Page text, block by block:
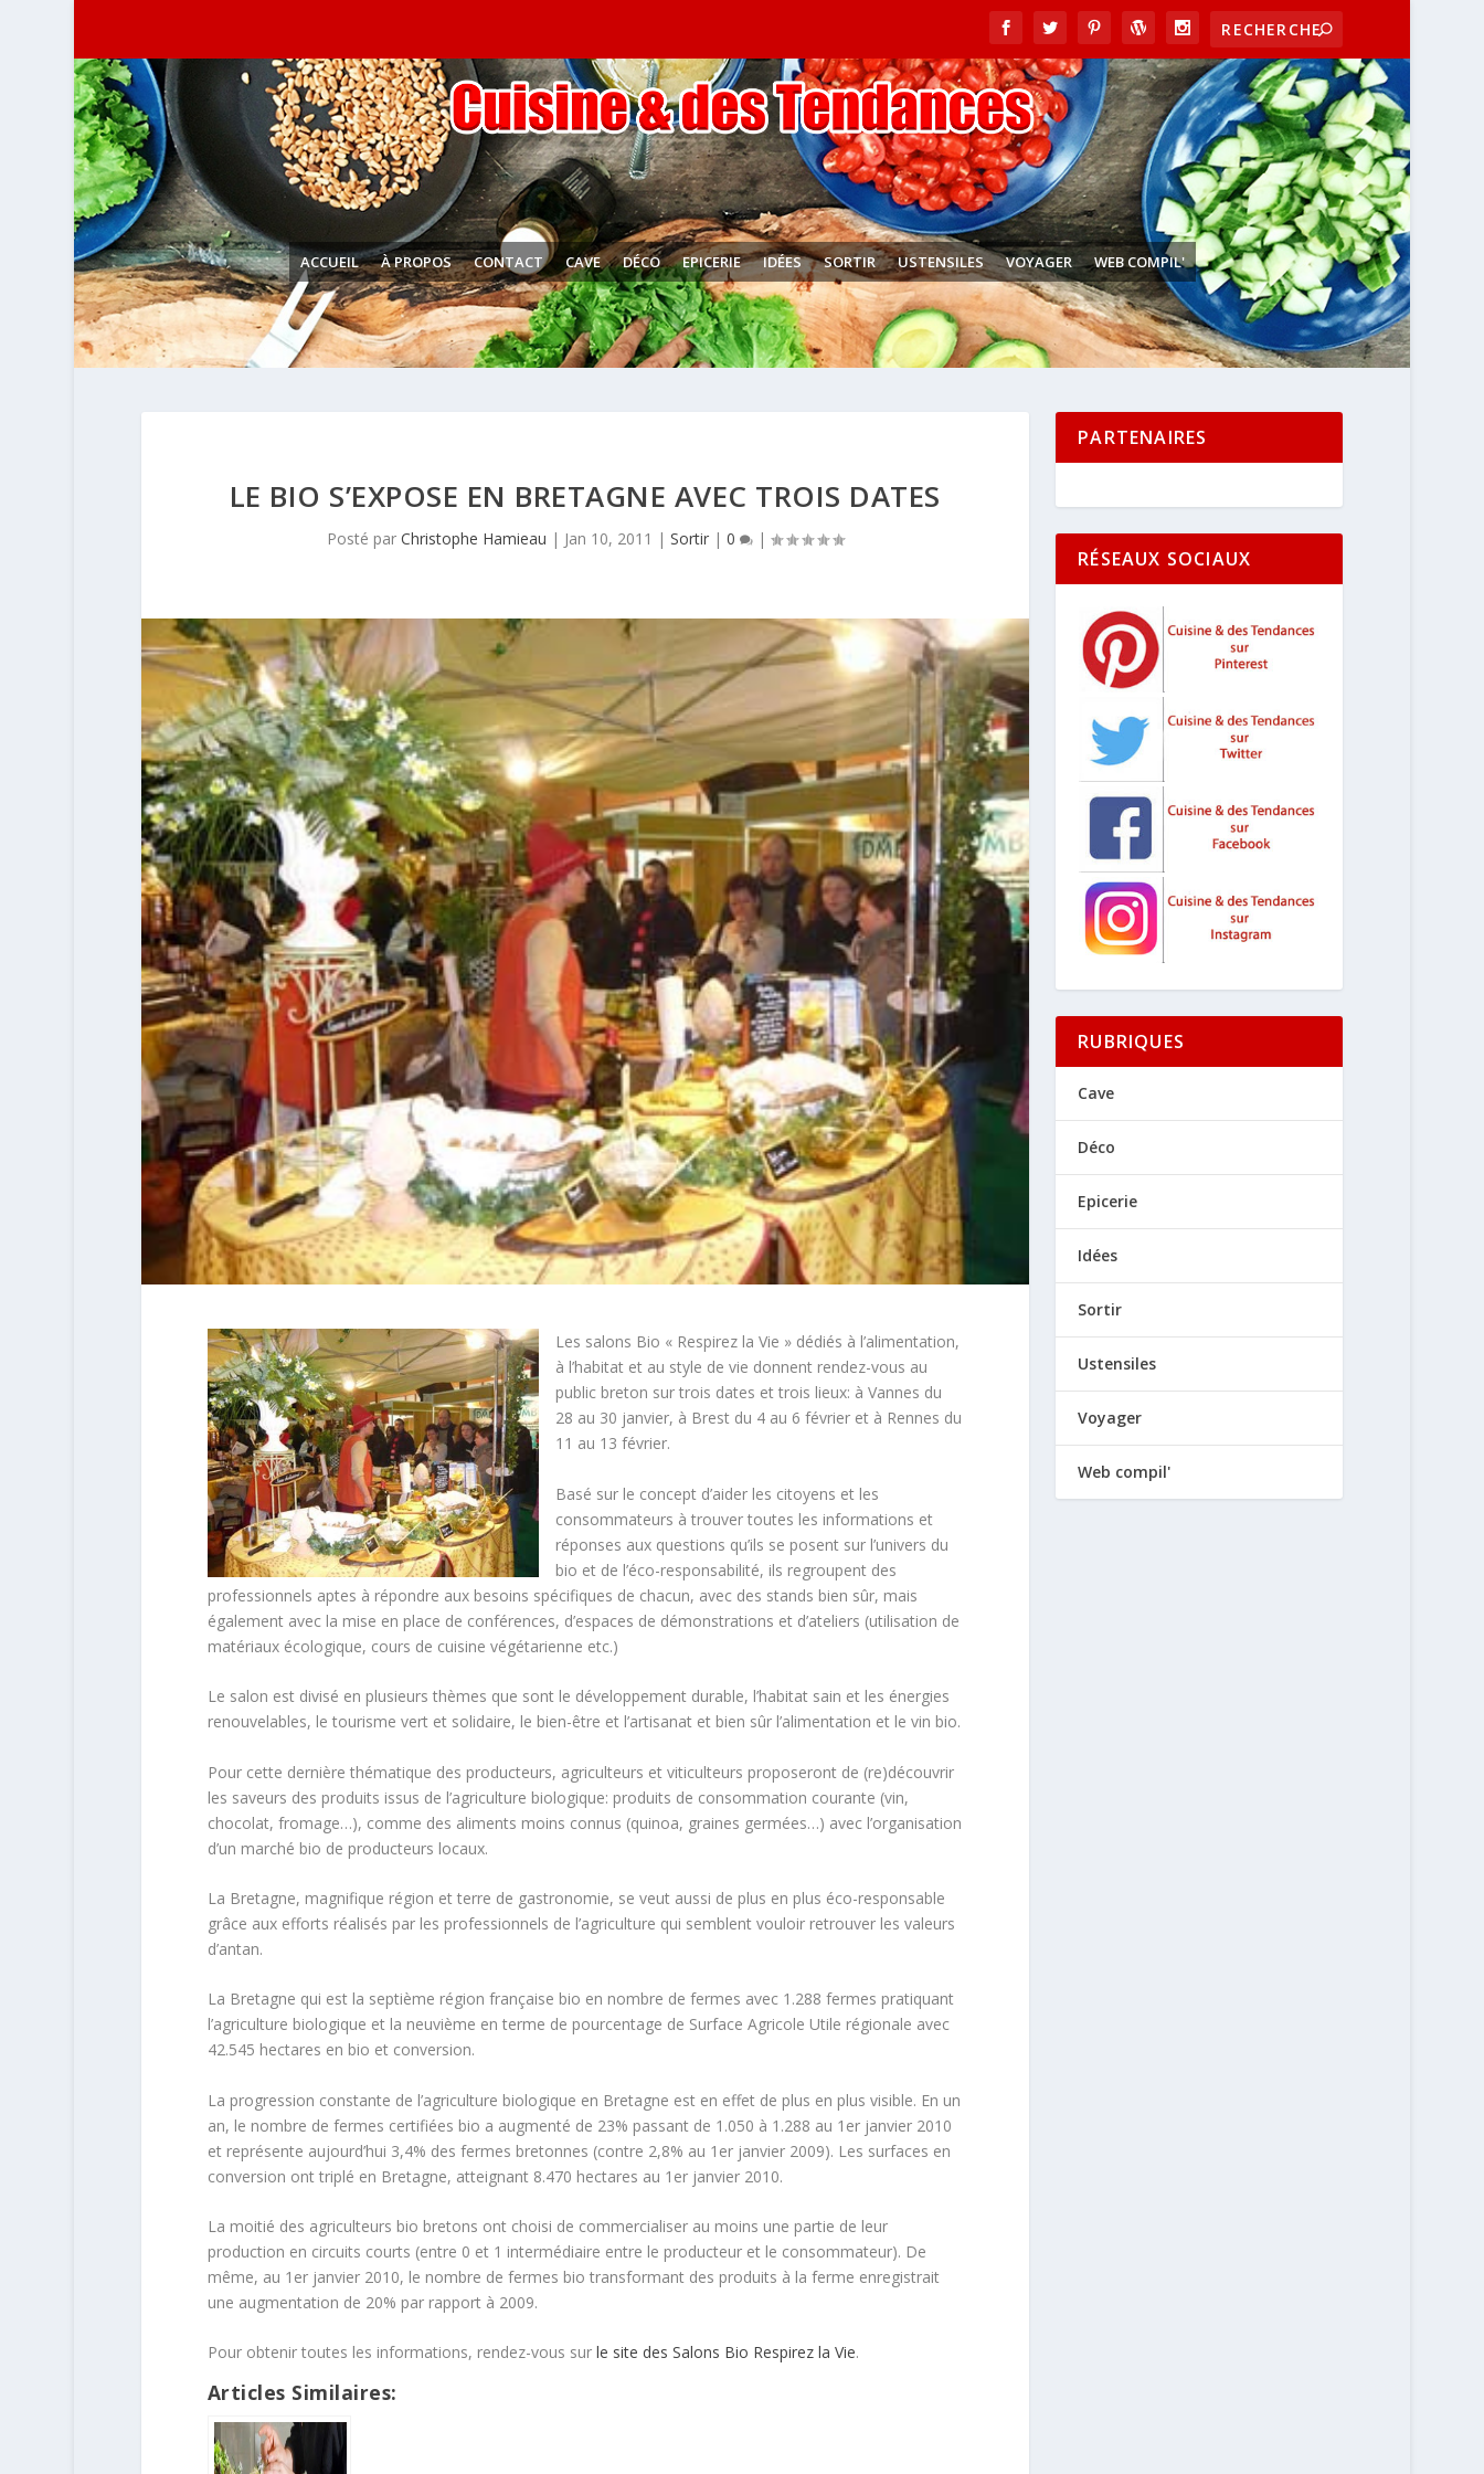
ACCUEIL À PROPOS CONTACT CAVE DÉCO EPICERIE IDÉES SORTIR USTENSILES VOYAGER WEB COMPIL'
LE BIO S’EXPOSE EN BRETAGNE AVEC TROIS DATES
Posté par Christophe Hamieau | Jan 10, 2011 | Sortir| 0 |
Les salons Bio « Respirez la Vie » dédiés à l’alimentation,
à l’habitat et au style de vie donnent rendez-vous au
public breton sur trois dates et trois lieux: à Vannes du
28 au 30 janvier, à Brest du 4 au 6 février et à Rennes du
11 au 13 février.
Basé sur le concept d’aider les citoyens et les
consommateurs à trouver toutes les informations et
réponses aux questions qu’ils se posent sur l’univers du
bio et de l’éco-responsabilité, ils regroupent des
professionnels aptes à répondre aux besoins spécifiques de chacun, avec des stands bien sûr, mais
également avec la mise en place de conférences, d’espaces de démonstrations et d’ateliers (utilisation de
matériaux écologique, cours de cuisine végétarienne etc.)
Le salon est divisé en plusieurs thèmes que sont le développement durable, l’habitat sain et les énergies
renouvelables, le tourisme vert et solidaire, le bien-être et l’artisanat et bien sûr l’alimentation et le vin bio.
Pour cette dernière thématique des producteurs, agriculteurs et viticulteurs proposeront de (re)découvrir
les saveurs des produits issus de l’agriculture biologique: produits de consommation courante (vin,
chocolat, fromage…), comme des aliments moins connus (quinoa, graines germées…) avec l’organisation
d’un marché bio de producteurs locaux.
La Bretagne, magnifique région et terre de gastronomie, se veut aussi de plus en plus éco-responsable
grâce aux efforts réalisés par les professionnels de l’agriculture qui semblent vouloir retrouver les valeurs
d’antan.
La Bretagne qui est la septième région française bio en nombre de fermes avec 1.288 fermes pratiquant
l’agriculture biologique et la neuvième en terme de pourcentage de Surface Agricole Utile régionale avec
42.545 hectares en bio et conversion.
La progression constante de l’agriculture biologique en Bretagne est en effet de plus en plus visible. En un
an, le nombre de fermes certifiées bio a augmenté de 23% passant de 1.050 à 1.288 au 1er janvier 2010
et représente aujourd’hui 3,4% des fermes bretonnes (contre 2,8% au 1er janvier 2009). Les surfaces en
conversion ont triplé en Bretagne, atteignant 8.470 hectares au 1er janvier 2010.
La moitié des agriculteurs bio bretons ont choisi de commercialiser au moins une partie de leur
production en circuits courts (entre 0 et 1 intermédiaire entre le producteur et le consommateur). De
même, au 1er janvier 2010, le nombre de fermes bio transformant des produits à la ferme enregistrait
une augmentation de 20% par rapport à 2009.
Pour obtenir toutes les informations, rendez-vous sur le site des Salons Bio Respirez la Vie.
Articles Similaires:
PARTENAIRES
RÉSEAUX SOCIAUX
RUBRIQUES
Cave
Déco
Epicerie
Idées
Sortir
Ustensiles
Voyager
Web compil'